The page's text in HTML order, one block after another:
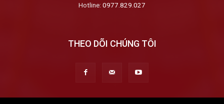
Hotline: 0977.829.027
THEO DÕI CHÚNG TÔI